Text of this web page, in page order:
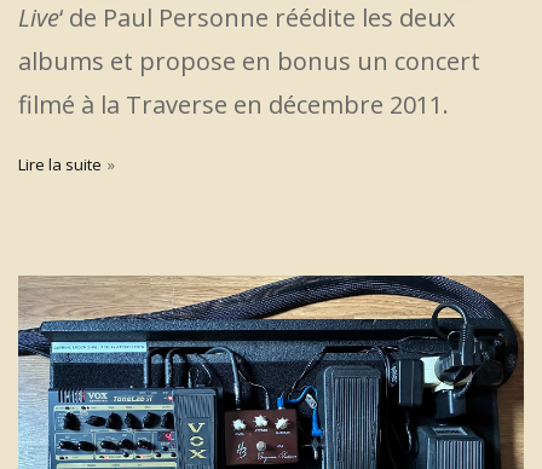
Live‘ de Paul Personne réédite les deux
albums et propose en bonus un concert
filmé à la Traverse en décembre 2011.
Lire la suite